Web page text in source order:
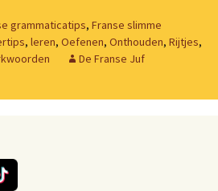
grammaticatips, Franse slimme
, leren, Oefenen, Onthouden, Rijtjes,
De Franse Juf